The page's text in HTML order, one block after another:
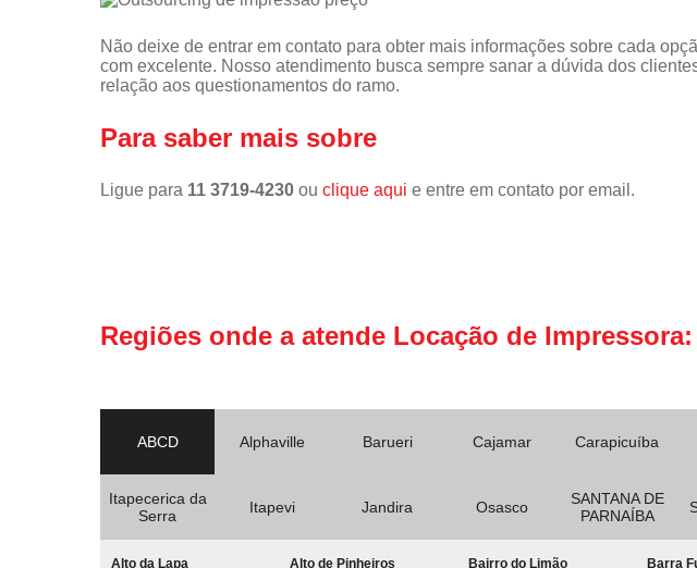
Não deixe de entrar em contato para obter mais informações sobre cada
com excelente. Nosso atendimento busca sempre sanar a dúvida dos
relação aos questionamentos do ramo.
Para saber mais sobre
Ligue para 11 3719-4230 ou clique aqui e entre em contato por email.
Regiões onde a atende Locação de Impressora:
ABCD Alphaville Barueri Cajamar Carapicuíba
Itapecerica da
Serra
Itapevi Jandira Osasco
SANTANA DE
PARNAÍBA
Alto da Lapa Alto de Pinheiros Bairro do Limão Barra